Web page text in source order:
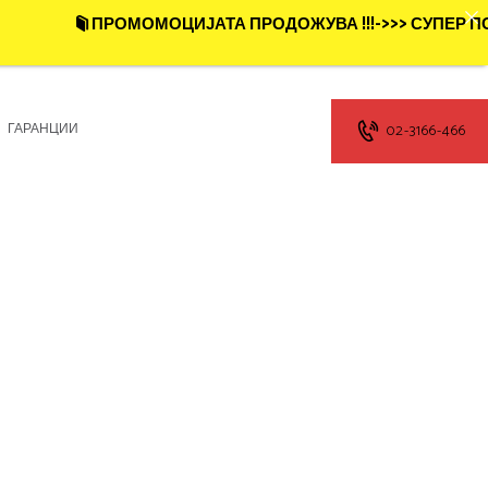
ГАРАНЦИИ 02-3166-466
ПРОМОМОЦИЈАТА ПРОДОЖУВА !!!->>> СУПЕР